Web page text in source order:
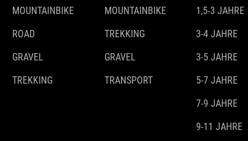
MOUNTAINBIKE
ROAD
GRAVEL
TREKKING
MOUNTAINBIKE
TREKKING
GRAVEL
TRANSPORT
1,5-3 JAHRE
3-4 JAHRE
3-5 JAHRE
5-7 JAHRE
7-9 JAHRE
9-11 JAHRE